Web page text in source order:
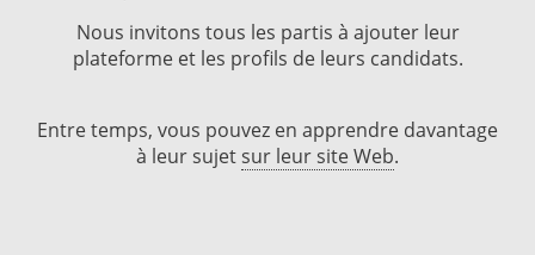
Nous invitons tous les partis à ajouter leur
plateforme et les profils de leurs candidats.
Entre temps, vous pouvez en apprendre davantage
à leur sujetsur leur site Web.